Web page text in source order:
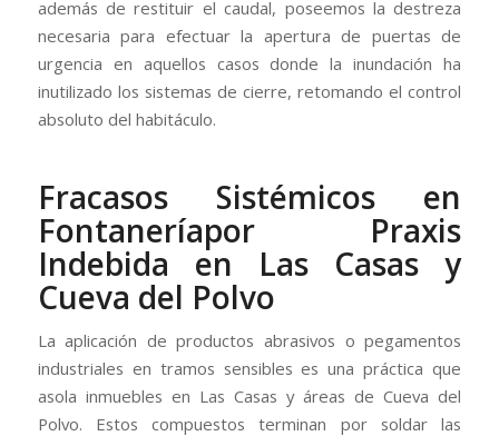
además de restituir el caudal, poseemos la destreza
necesaria para efectuar la apertura de puertas de
urgencia en aquellos casos donde la inundación ha
inutilizado los sistemas de cierre, retomando el control
absoluto del habitáculo.
Fracasos Sistémicos en
Fontaneríapor Praxis
Indebida en Las Casas y
Cueva del Polvo
La aplicación de productos abrasivos o pegamentos
industriales en tramos sensibles es una práctica que
asola inmuebles en Las Casas y áreas de Cueva del
Polvo. Estos compuestos terminan por soldar las